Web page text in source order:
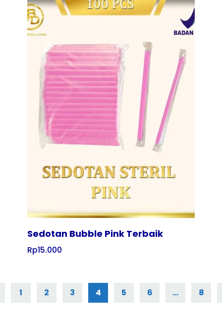
Tampilkan
Sedotan Bubble Pink Terbaik
Rp15.000
1 2 3 4 5 6 … 8